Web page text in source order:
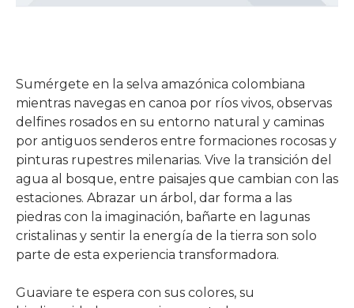
Sumérgete en la selva amazónica colombiana
mientras navegas en canoa por ríos vivos, observas
delfines rosados en su entorno natural y caminas
por antiguos senderos entre formaciones rocosas y
pinturas rupestres milenarias. Vive la transición del
agua al bosque, entre paisajes que cambian con las
estaciones. Abrazar un árbol, dar forma a las
piedras con la imaginación, bañarte en lagunas
cristalinas y sentir la energía de la tierra son solo
parte de esta experiencia transformadora.
Guaviare te espera con sus colores, su